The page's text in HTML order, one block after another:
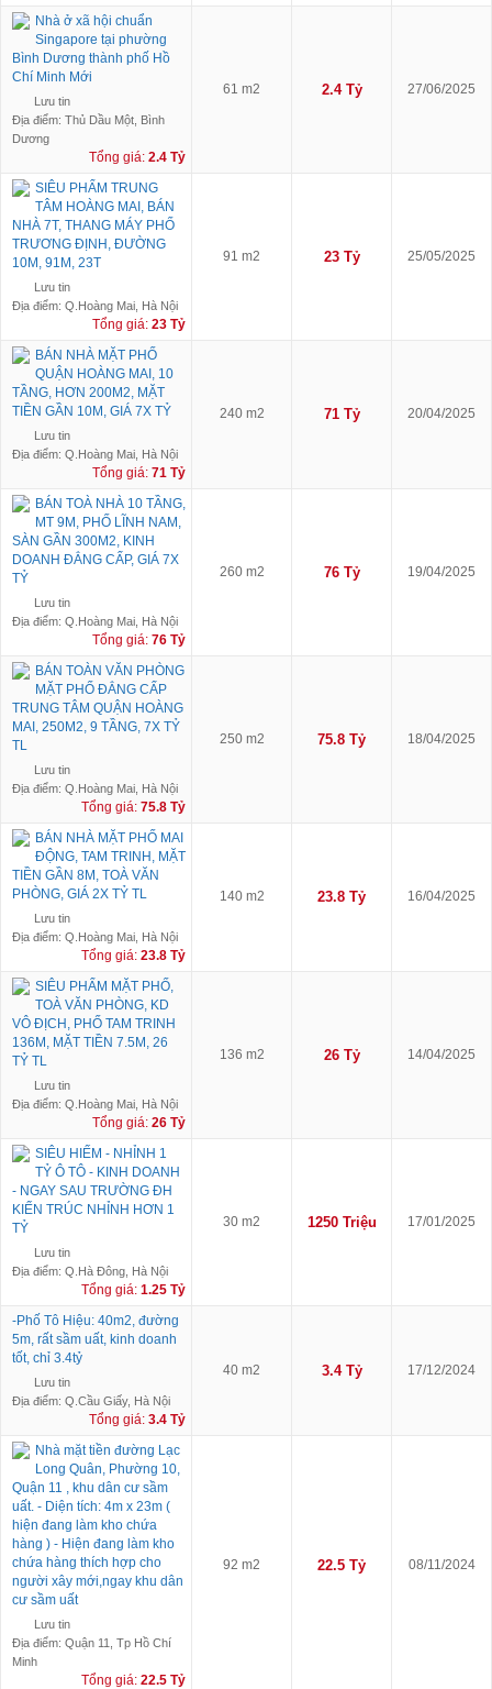
Nhà ở xã hội chuẩn
Singapore tại phường
Bình Dương thành phố Hồ
Chí Minh Mới
Lưu tin
Địa điểm: Thủ Dầu Một, Bình
Dương
Tổng giá: 2.4 Tỷ
61 m2 2.4 Tỷ 27/06/2025
SIÊU PHẨM TRUNG
TÂM HOÀNG MAI, BÁN
NHÀ 7T, THANG MÁY PHỐ
TRƯƠNG ĐỊNH, ĐƯỜNG
10M, 91M, 23T
Lưu tin
Địa điểm: Q.Hoàng Mai, Hà Nội
Tổng giá: 23 Tỷ
91 m2 23 Tỷ 25/05/2025
BÁN NHÀ MẶT PHỐ
QUẬN HOÀNG MAI, 10
TẦNG, HƠN 200M2, MẶT
TIỀN GẦN 10M, GIÁ 7X TỶ
Lưu tin
Địa điểm: Q.Hoàng Mai, Hà Nội
Tổng giá: 71 Tỷ
240 m2 71 Tỷ 20/04/2025
BÁN TOÀ NHÀ 10 TẦNG,
MT 9M, PHỐ LĨNH NAM,
SÀN GẦN 300M2, KINH
DOANH ĐẲNG CẤP, GIÁ 7X
TỶ
Lưu tin
Địa điểm: Q.Hoàng Mai, Hà Nội
Tổng giá: 76 Tỷ
260 m2 76 Tỷ 19/04/2025
BÁN TOÀN VĂN PHÒNG
MẶT PHỐ ĐẲNG CẤP
TRUNG TÂM QUẬN HOÀNG
MAI, 250M2, 9 TẦNG, 7X TỶ
TL
Lưu tin
Địa điểm: Q.Hoàng Mai, Hà Nội
Tổng giá: 75.8 Tỷ
250 m2 75.8 Tỷ 18/04/2025
BÁN NHÀ MẶT PHỐ MAI
ĐỘNG, TAM TRINH, MẶT
TIỀN GẦN 8M, TOÀ VĂN
PHÒNG, GIÁ 2X TỶ TL
Lưu tin
Địa điểm: Q.Hoàng Mai, Hà Nội
Tổng giá: 23.8 Tỷ
140 m2 23.8 Tỷ 16/04/2025
SIÊU PHẨM MẶT PHỐ,
TOÀ VĂN PHÒNG, KD
VÔ ĐỊCH, PHỐ TAM TRINH
136M, MẶT TIỀN 7.5M, 26
TỶ TL
Lưu tin
Địa điểm: Q.Hoàng Mai, Hà Nội
Tổng giá: 26 Tỷ
136 m2 26 Tỷ 14/04/2025
SIÊU HIẾM - NHỈNH 1
TỶ Ô TÔ - KINH DOANH
- NGAY SAU TRƯỜNG ĐH
KIẾN TRÚC NHỈNH HƠN 1
TỶ
Lưu tin
Địa điểm: Q.Hà Đông, Hà Nội
Tổng giá: 1.25 Tỷ
30 m2 1250 Triệu 17/01/2025
-Phố Tô Hiệu: 40m2, đường
5m, rất sầm uất, kinh doanh
tốt, chỉ 3.4tỷ
Lưu tin
Địa điểm: Q.Cầu Giấy, Hà Nội
Tổng giá: 3.4 Tỷ
40 m2 3.4 Tỷ 17/12/2024
Nhà mặt tiền đường Lạc
Long Quân, Phường 10,
Quận 11 , khu dân cư sầm
uất. - Diện tích: 4m x 23m (
hiện đang làm kho chứa
hàng ) - Hiện đang làm kho
chứa hàng thích hợp cho
người xây mới,ngay khu dân
cư sầm uất
Lưu tin
Địa điểm: Quận 11, Tp Hồ Chí
Minh
Tổng giá: 22.5 Tỷ
92 m2 22.5 Tỷ 08/11/2024